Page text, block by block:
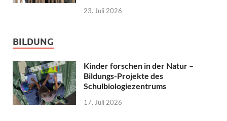
23. Juli 2026
BILDUNG
Kinder forschen in der Natur –
Bildungs-Projekte des
Schulbiologiezentrums
17. Juli 2026